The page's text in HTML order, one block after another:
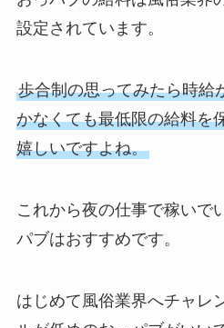
設定されています。
歩合制の思ってみたら時給
かなくても最低限の給料を
嬉しいですよね。
これから夜の仕事で稼いで
パブはおすすめです。
はじめて風俗業界へチャレ